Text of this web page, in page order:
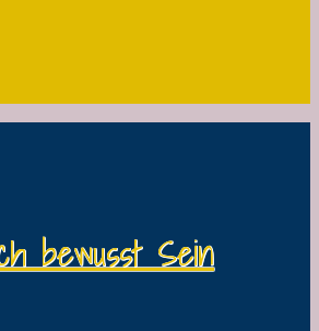
bewusst Sein